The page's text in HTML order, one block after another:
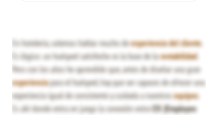
En hotelería, solemos hablar mucho deexperiencia del cliente.
Es lógico: un huésped satisfecho es la base de larentabilidad.
Pero con los años he aprendido que, antes de diseñar una gran
experienciapara el huésped, hay que ser capaces de ofrecer una
experiencia igual de consistente y cuidada a nuestrosequipos.
Es ahí donde entra en juego la conexión entreEX (Employee